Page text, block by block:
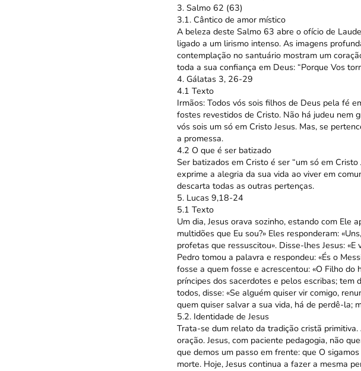
3. Salmo 62 (63)
3.1. Cântico de amor místico
A beleza deste Salmo 63 abre o ofício de
ligado a um lirismo intenso. As imagens
contemplação no santuário mostram um
toda a sua confiança em Deus: “Porque Vos
4. Gálatas 3, 26-29
4.1 Texto
Irmãos: Todos vós sois filhos de Deus pela fé
fostes revestidos de Cristo. Não há judeu nem
vós sois um só em Cristo Jesus. Mas, se
a promessa.
4.2 O que é ser batizado
Ser batizados em Cristo é ser “um só em Cristo
exprime a alegria da sua vida ao viver em
descarta todas as outras pertenças.
5. Lucas 9,18-24
5.1 Texto
Um dia, Jesus orava sozinho, estando com Ele
multidões que Eu sou?» Eles responderam:
profetas que ressuscitou». Disse-lhes Jesus: «E
Pedro tomou a palavra e respondeu: «És o
fosse a quem fosse e acrescentou: «O Filho
príncipes dos sacerdotes e pelos escribas; tem
todos, disse: «Se alguém quiser vir comigo,
quem quiser salvar a sua vida, há de perdê-la;
5.2. Identidade de Jesus
Trata-se dum relato da tradição cristã
oração. Jesus, com paciente pedagogia, não
que demos um passo em frente: que O
morte. Hoje, Jesus continua a fazer a mesma